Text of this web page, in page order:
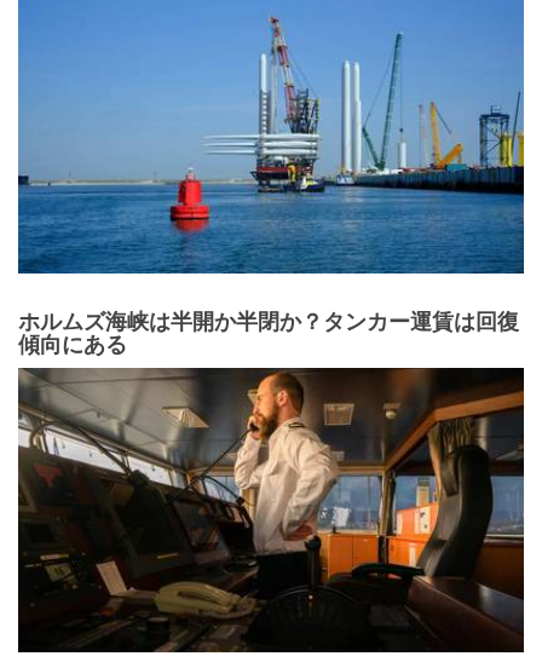
ホルムズ海峡は半開か半閉か？タンカー運賃は回復
傾向にある
CMA CGMの第1四半期業績は堅調だったものの、
地政学的混乱の中で海運マージンは縮小した。